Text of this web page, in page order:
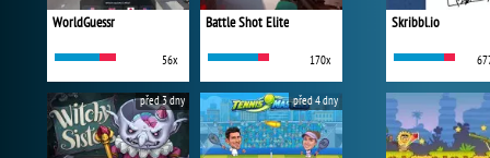
WorldGuessr
56x
Battle Shot Elite
170x
před 3 dny před 4 dny
Skribbl.io